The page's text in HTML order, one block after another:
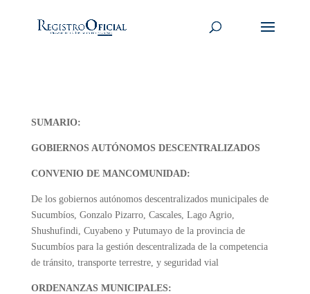
SUMARIO:
GOBIERNOS AUTÓNOMOS DESCENTRALIZADOS
CONVENIO DE MANCOMUNIDAD:
De los gobiernos autónomos descentralizados municipales de
Sucumbíos, Gonzalo Pizarro, Cascales, Lago Agrio,
Shushufindi, Cuyabeno y Putumayo de la provincia de
Sucumbíos para la gestión descentralizada de la competencia
de tránsito, transporte terrestre, y seguridad vial
ORDENANZAS MUNICIPALES: